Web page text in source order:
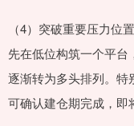
（4）突破重要压力位
先在低位构筑一个平
逐渐转为多头排列。特
可确认建仓期完成，即